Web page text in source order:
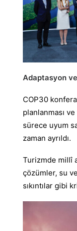
Adaptasyon
COP30
planlanması
sürece uyum
zaman ayrıldı.
Turizmde millî
çözümler, su
sıkıntılar gibi